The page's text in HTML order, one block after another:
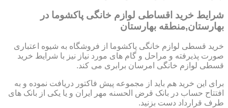
شرایط خرید اقساطی لوازم خانگی پاکشوما در
بهارستان,منطقه بهارستان
خرید قسطی لوازم خانگی پاکشوما از فروشگاه به شیوه اعتباری
صورت پذیرفته و مراحل و گام های مورد نیاز نیز با شرایط خرید
قسطی لوازم خانگی امرسان برابری می کند.
برای این خرید هم باید از مجموعه پیش فاکتور دریافت نموده و به
افتتاح حساب در بانک قرض الحسنه مهر ایران و یا یکی از بانک های
طرف قرارداد دست بزنید.